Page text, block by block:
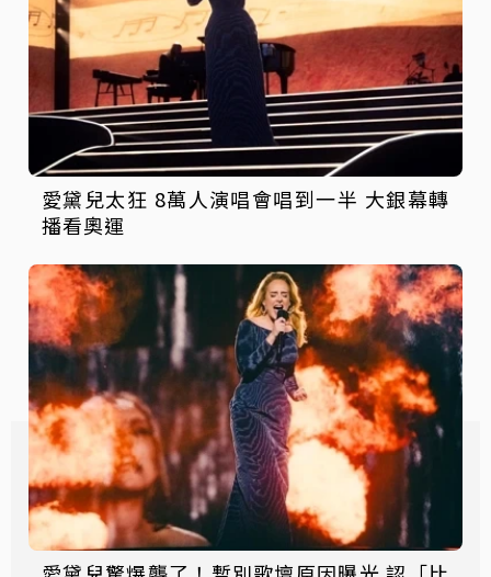
愛黛兒太狂 8萬人演唱會唱到一半 大銀幕轉
播看奧運